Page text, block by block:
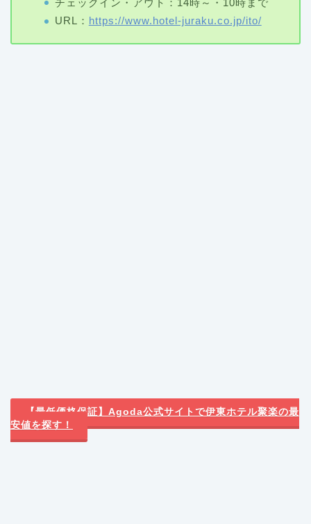
URL： https://www.hotel-juraku.co.jp/ito/
【最低価格保証】Agoda公式サイトで伊東ホテル聚楽の最
安値を探す！